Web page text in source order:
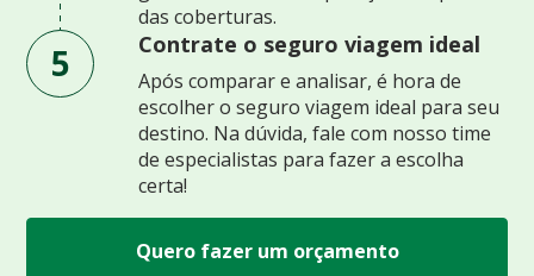
das coberturas.
5 Contrate o seguro viagem ideal
Após comparar e analisar, é hora de
escolher o seguro viagem ideal para seu
destino. Na dúvida, fale com nosso time
de especialistas para fazer a escolha
certa!
Quero fazer um orçamento